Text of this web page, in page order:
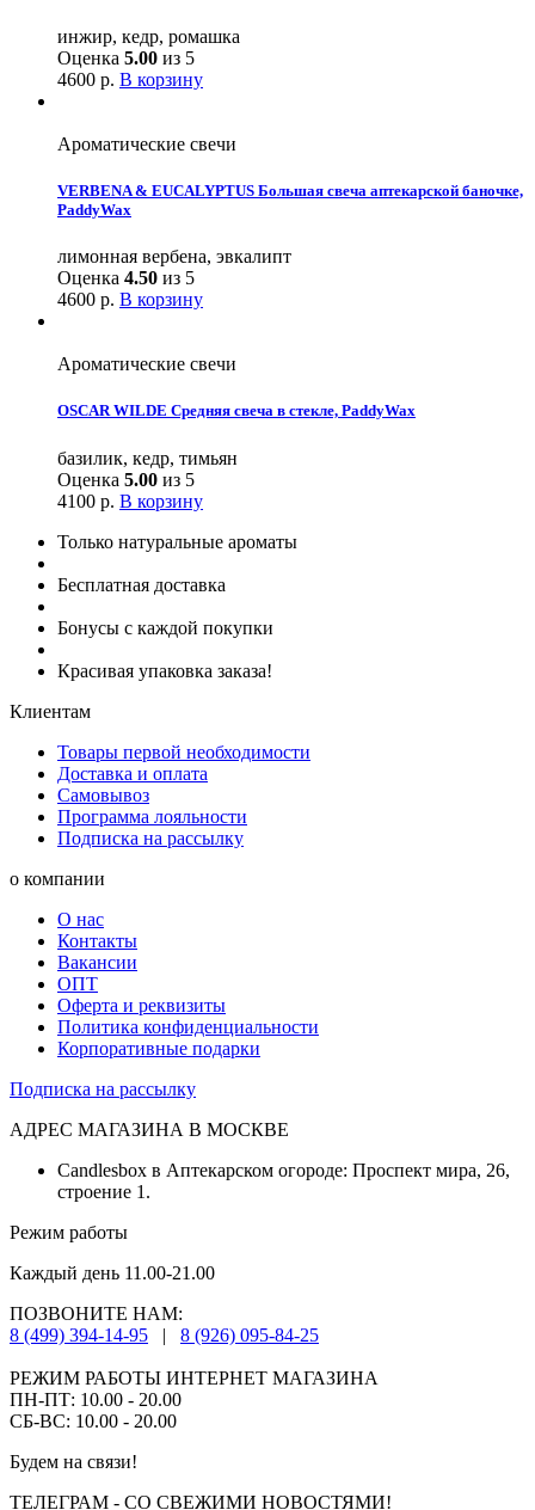
инжир, кедр, ромашка
Оценка 5.00 из 5
4600 р. В корзину
Ароматические свечи
VERBENA & EUCALYPTUS Большая свеча аптекарской баночке,
PaddyWax
лимонная вербена, эвкалипт
Оценка 4.50 из 5
4600 р. В корзину
Ароматические свечи
OSCAR WILDE Средняя свеча в стекле, PaddyWax
базилик, кедр, тимьян
Оценка 5.00 из 5
4100 р. В корзину
Только натуральные ароматы
Бесплатная доставка
Бонусы с каждой покупки
Красивая упаковка заказа!
Клиентам
Товары первой необходимости
Доставка и оплата
Самовывоз
Программа лояльности
Подписка на рассылку
о компании
О нас
Контакты
Вакансии
ОПТ
Оферта и реквизиты
Политика конфиденциальности
Корпоративные подарки
Подписка на рассылку
АДРЕС МАГАЗИНА В МОСКВЕ
Candlesbox в Аптекарском огороде: Проспект мира, 26,
строение 1.
Режим работы
Каждый день 11.00-21.00
ПОЗВОНИТЕ НАМ:
8 (499) 394-14-95
| 8 (926) 095-84-25
РЕЖИМ РАБОТЫ ИНТЕРНЕТ МАГАЗИНА
ПН-ПТ: 10.00 - 20.00
СБ-ВС: 10.00 - 20.00
Будем на связи!
ТЕЛЕГРАМ - СО СВЕЖИМИ НОВОСТЯМИ!